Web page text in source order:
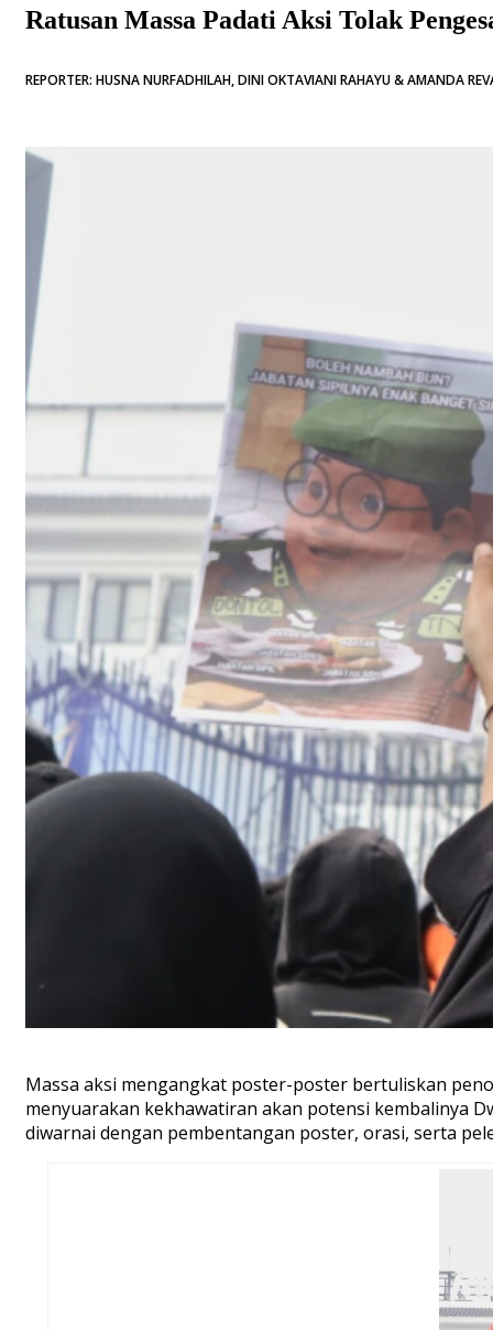
Ratusan Massa Padati Aksi Tolak
REPORTER: HUSNA NURFADHILAH, DINI OKTAVIANI RAHAYU & AMANDA
Massa aksi mengangkat poster-poster bertuliskan
menyuarakan kekhawatiran akan potensi kembalinya
diwarnai dengan pembentangan poster, orasi, serta